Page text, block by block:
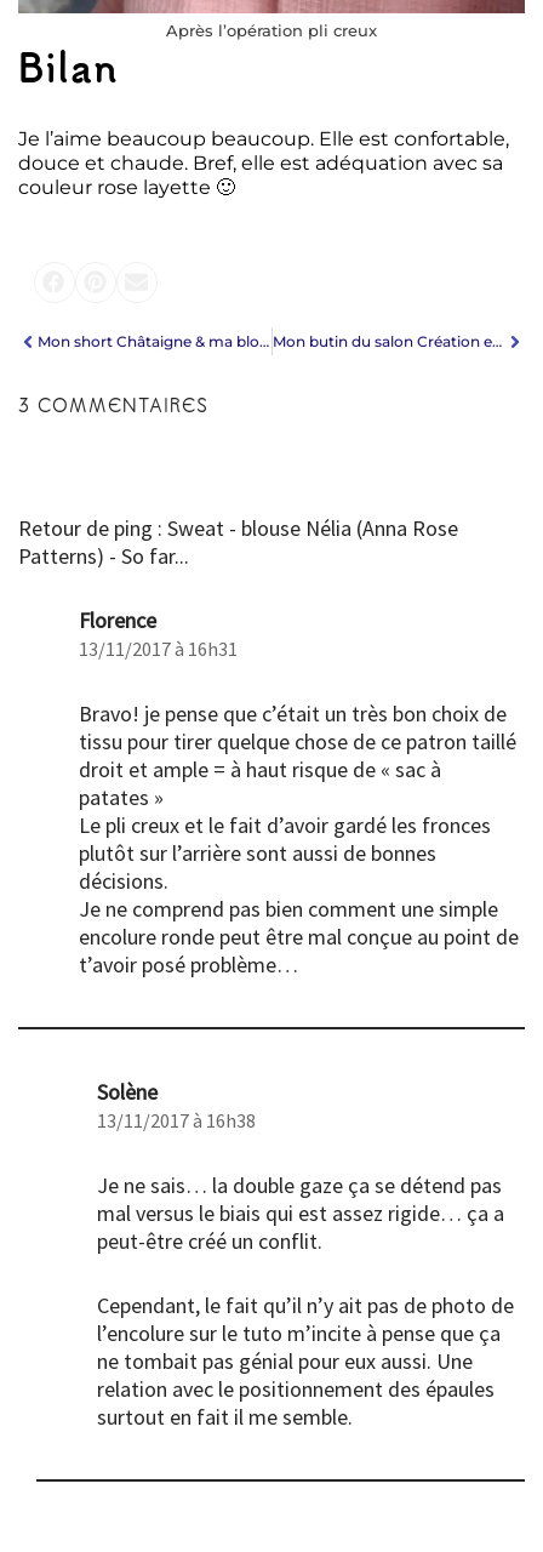
Après l’opération pli creux
Bilan
Je l’aime beaucoup beaucoup. Elle est confortable,
douce et chaude. Bref, elle est adéquation avec sa
couleur rose layette 🙂
Mon short Châtaigne & ma blouse Be Pretty :) Mon butin du salon Création et Savoir-Faire
3 COMMENTAIRES
Retour de ping : Sweat - blouse Nélia (Anna Rose
Patterns) - So far...
Florence
13/11/2017 à 16h31
Bravo! je pense que c’était un très bon choix de
tissu pour tirer quelque chose de ce patron taillé
droit et ample = à haut risque de « sac à
patates »
Le pli creux et le fait d’avoir gardé les fronces
plutôt sur l’arrière sont aussi de bonnes
décisions.
Je ne comprend pas bien comment une simple
encolure ronde peut être mal conçue au point de
t’avoir posé problème…
Solène
13/11/2017 à 16h38
Je ne sais… la double gaze ça se détend pas
mal versus le biais qui est assez rigide… ça a
peut-être créé un conflit.
Cependant, le fait qu’il n’y ait pas de photo de
l’encolure sur le tuto m’incite à pense que ça
ne tombait pas génial pour eux aussi. Une
relation avec le positionnement des épaules
surtout en fait il me semble.